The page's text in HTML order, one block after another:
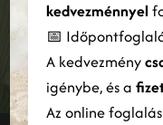
FELIRATKOZÁS
kedvezménnyel
📅
A kedvezmény
igénybe, és a
Az online
szabására és a
használatára
elemző partnereinkkel
információkkal,
amelyeket a
össze.
Bővebben